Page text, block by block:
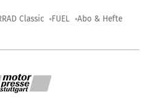
Classic FUEL Abo & Hefte